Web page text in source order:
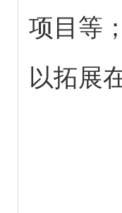
项目等
以拓展